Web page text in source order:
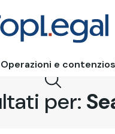
Operazioni e
per: